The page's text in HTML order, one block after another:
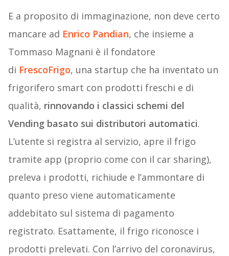
E a proposito di immaginazione, non deve certo
mancare ad Enrico Pandian, che insieme a
Tommaso Magnani è il fondatore
di FrescoFrigo, una startup che ha inventato un
frigorifero smart con prodotti freschi e di
qualità, rinnovando i classici schemi del
Vending basato sui distributori automatici.
L’utente si registra al servizio, apre il frigo
tramite app (proprio come con il car sharing),
preleva i prodotti, richiude e l’ammontare di
quanto preso viene automaticamente
addebitato sul sistema di pagamento
registrato. Esattamente, il frigo riconosce i
prodotti prelevati. Con l’arrivo del coronavirus,